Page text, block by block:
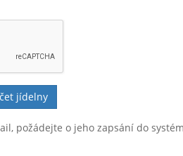
požádejte o jeho zapsání do